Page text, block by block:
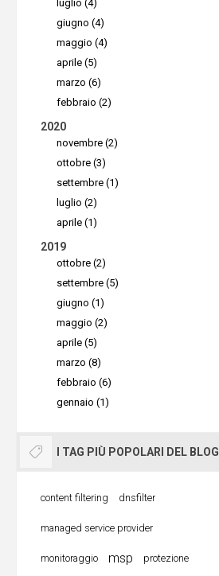
luglio (4)
giugno (4)
maggio (4)
aprile (5)
marzo (6)
febbraio (2)
2020
novembre (2)
ottobre (3)
settembre (1)
luglio (2)
aprile (1)
2019
ottobre (2)
settembre (5)
giugno (1)
maggio (2)
aprile (5)
marzo (8)
febbraio (6)
gennaio (1)
I TAG PIÙ POPOLARI DEL BLOG
content filtering dnsfilter
managed service provider
monitoraggio msp protezione